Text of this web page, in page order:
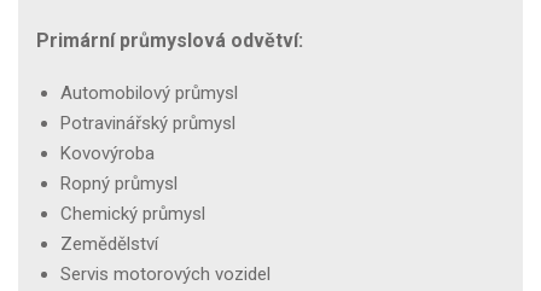
Primární průmyslová odvětví:
Automobilový průmysl
Potravinářský průmysl
Kovovýroba
Ropný průmysl
Chemický průmysl
Zemědělství
Servis motorových vozidel